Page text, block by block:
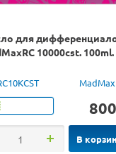
для
10000cst. 100ml.
800
В